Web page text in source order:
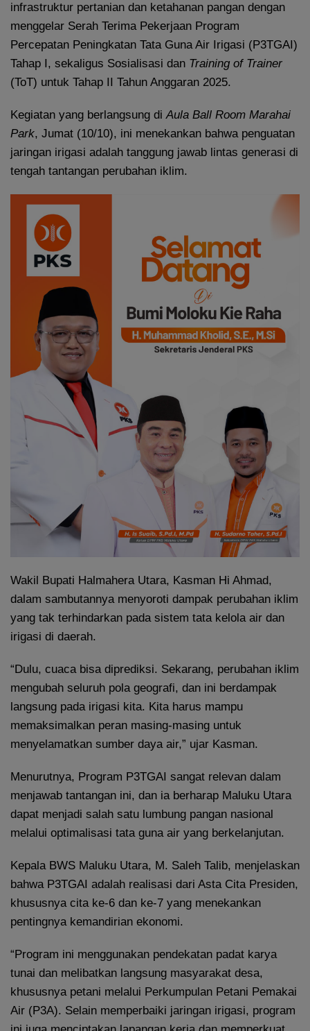
infrastruktur pertanian dan ketahanan pangan dengan
menggelar Serah Terima Pekerjaan Program
Percepatan Peningkatan Tata Guna Air Irigasi (P3TGAI)
Tahap I, sekaligus Sosialisasi dan Training of Trainer
(ToT) untuk Tahap II Tahun Anggaran 2025.
Kegiatan yang berlangsung diAula Ball Room Marahai
Park, Jumat (10/10), ini menekankan bahwa penguatan
jaringan irigasi adalah tanggung jawab lintas generasi di
tengah tantangan perubahan iklim.
Wakil Bupati Halmahera Utara, Kasman Hi Ahmad,
dalam sambutannya menyoroti dampak perubahan iklim
yang tak terhindarkan pada sistem tata kelola air dan
irigasi di daerah.
“Dulu, cuaca bisa diprediksi. Sekarang, perubahan iklim
mengubah seluruh pola geografi, dan ini berdampak
langsung pada irigasi kita. Kita harus mampu
memaksimalkan peran masing-masing untuk
menyelamatkan sumber daya air,” ujar Kasman.
Menurutnya, Program P3TGAI sangat relevan dalam
menjawab tantangan ini, dan ia berharap Maluku Utara
dapat menjadi salah satu lumbung pangan nasional
melalui optimalisasi tata guna air yang berkelanjutan.
Kepala BWS Maluku Utara, M. Saleh Talib, menjelaskan
bahwa P3TGAI adalah realisasi dari Asta Cita Presiden,
khususnya cita ke-6 dan ke-7 yang menekankan
pentingnya kemandirian ekonomi.
“Program ini menggunakan pendekatan padat karya
tunai dan melibatkan langsung masyarakat desa,
khususnya petani melalui Perkumpulan Petani Pemakai
Air (P3A). Selain memperbaiki jaringan irigasi, program